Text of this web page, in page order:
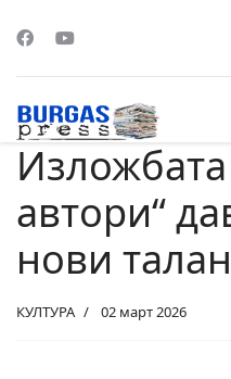
автори“
нови
КУЛТУРА 02 март 2026